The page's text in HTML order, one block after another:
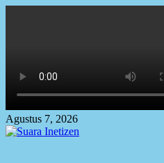
Agustus 7, 2026